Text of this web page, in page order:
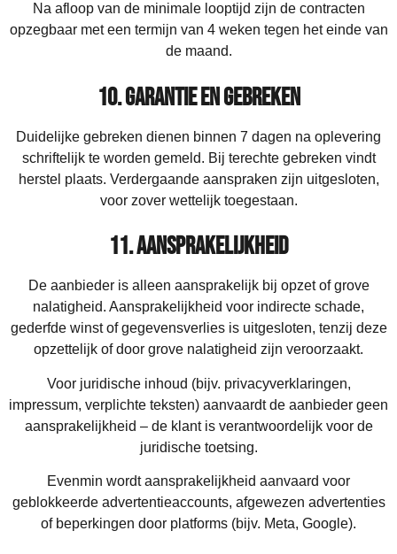
Na afloop van de minimale looptijd zijn de contracten
opzegbaar met een termijn van 4 weken tegen het einde van
de maand.
10. Garantie en gebreken
Duidelijke gebreken dienen binnen 7 dagen na oplevering
schriftelijk te worden gemeld. Bij terechte gebreken vindt
herstel plaats. Verdergaande aanspraken zijn uitgesloten,
voor zover wettelijk toegestaan.
11. Aansprakelijkheid
De aanbieder is alleen aansprakelijk bij opzet of grove
nalatigheid. Aansprakelijkheid voor indirecte schade,
gederfde winst of gegevensverlies is uitgesloten, tenzij deze
opzettelijk of door grove nalatigheid zijn veroorzaakt.
Voor juridische inhoud (bijv. privacyverklaringen,
impressum, verplichte teksten) aanvaardt de aanbieder geen
aansprakelijkheid – de klant is verantwoordelijk voor de
juridische toetsing.
Evenmin wordt aansprakelijkheid aanvaard voor
geblokkeerde advertentieaccounts, afgewezen advertenties
of beperkingen door platforms (bijv. Meta, Google).